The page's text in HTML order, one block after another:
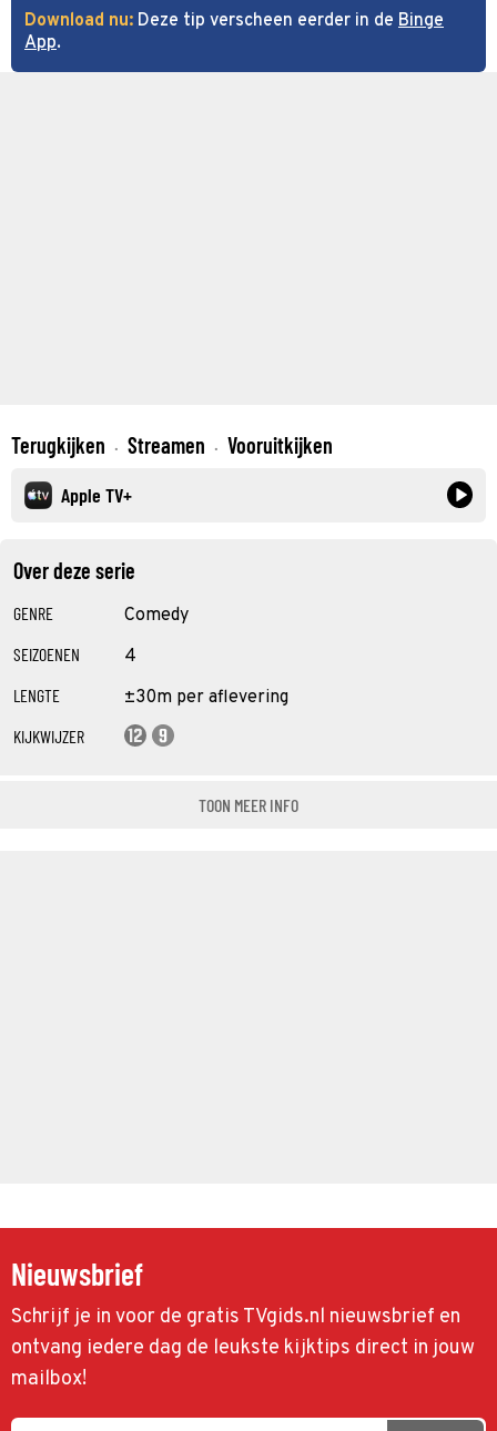
Download nu: Deze tip verscheen eerder in de Binge
App.
Over deze serie
GENRE Comedy
SEIZOENEN 4
LENGTE ±30m per aflevering
KIJKWIJZER
TOON MEER INFO
Terugkijken · Streamen · Vooruitkijken
Apple TV+
Nieuwsbrief
Schrijf je in voor de gratis TVgids.nl nieuwsbrief en
ontvang iedere dag de leukste kijktips direct in jouw
mailbox!